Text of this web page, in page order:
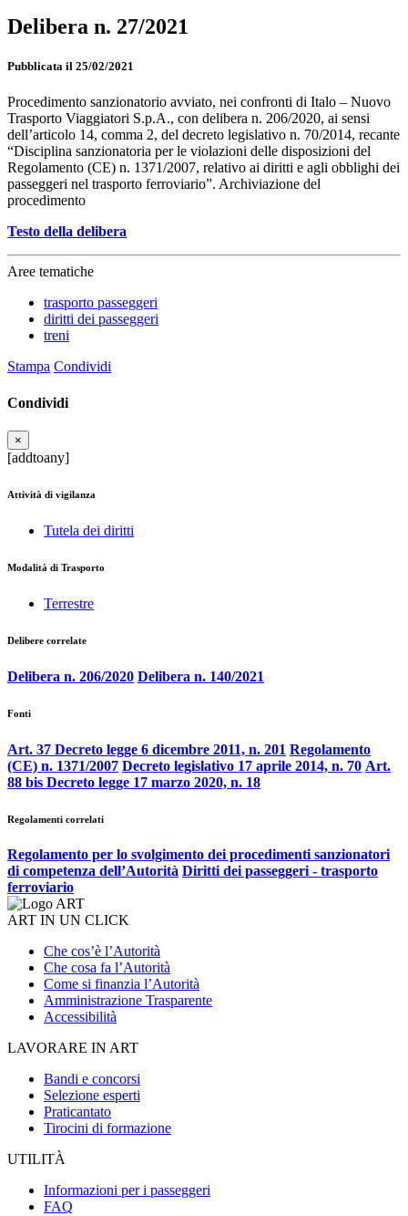
Delibera n. 27/2021
Pubblicata il 25/02/2021
Procedimento sanzionatorio avviato, nei confronti di Italo – Nuovo
Trasporto Viaggiatori S.p.A., con delibera n. 206/2020, ai sensi
dell’articolo 14, comma 2, del decreto legislativo n. 70/2014, recante
“Disciplina sanzionatoria per le violazioni delle disposizioni del
Regolamento (CE) n. 1371/2007, relativo ai diritti e agli obblighi dei
passeggeri nel trasporto ferroviario”. Archiviazione del
procedimento
Testo della delibera
Aree tematiche
trasporto passeggeri
diritti dei passeggeri
treni
Stampa Condividi
Condividi
×
[addtoany]
Attività di vigilanza
Tutela dei diritti
Modalità di Trasporto
Terrestre
Delibere correlate
Delibera n. 206/2020 Delibera n. 140/2021
Fonti
Art. 37 Decreto legge 6 dicembre 2011, n. 201 Regolamento
(CE) n. 1371/2007 Decreto legislativo 17 aprile 2014, n. 70 Art.
88 bis Decreto legge 17 marzo 2020, n. 18
Regolamenti correlati
Regolamento per lo svolgimento dei procedimenti sanzionatori
di competenza dell’Autorità Diritti dei passeggeri - trasporto
ferroviario
ART IN UN CLICK
Che cos’è l’Autorità
Che cosa fa l’Autorità
Come si finanzia l’Autorità
Amministrazione Trasparente
Accessibilità
LAVORARE IN ART
Bandi e concorsi
Selezione esperti
Praticantato
Tirocini di formazione
UTILITÀ
Informazioni per i passeggeri
FAQ